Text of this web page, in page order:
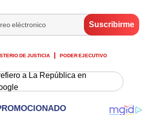
DE JUSTICIA PODER EJECUTIVO
a La República en